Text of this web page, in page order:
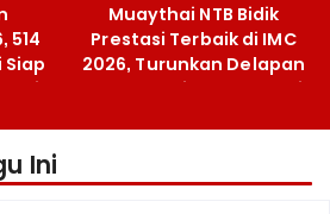
514
Siap
Muaythai NTB Bidik
Prestasi Terbaik di IMC
2026, Turunkan Delapan
Atlet ke Kejurnas Bekasi
Ini